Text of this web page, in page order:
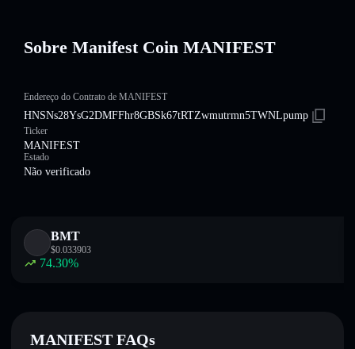
Sobre Manifest Coin MANIFEST
Endereço do Contrato de MANIFEST
HNSNs28YsG2DMFFhr8GBSk67tRTZwmutrmn5TWNLpump
Ticker
MANIFEST
Estado
Não verificado
BMT
$0.033903
74.30%
MANIFEST FAQs